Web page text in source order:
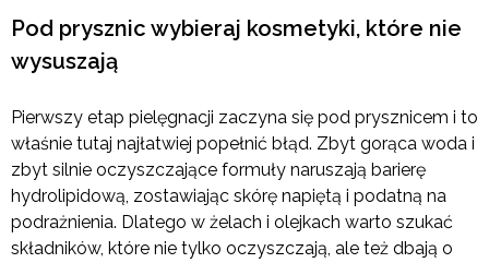
Pod prysznic wybieraj kosmetyki, które nie
wysuszają
Pierwszy etap pielęgnacji zaczyna się pod prysznicem i to
właśnie tutaj najłatwiej popełnić błąd. Zbyt gorąca woda i
zbyt silnie oczyszczające formuły naruszają barierę
hydrolipidową, zostawiając skórę napiętą i podatną na
podrażnienia. Dlatego w żelach i olejkach warto szukać
składników, które nie tylko oczyszczają, ale też dbają o